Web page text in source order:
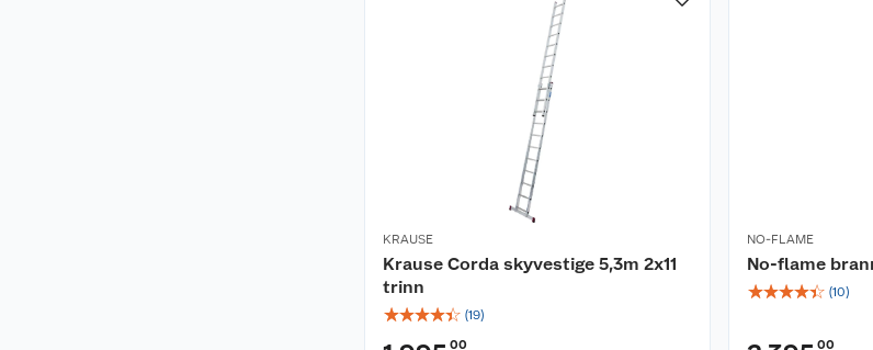
KRAUSE
Krause Corda skyvestige 5,3m 2x11
trinn
☆☆☆☆☆ (19)
00
NO-FLAME
No-flame
☆☆☆☆☆ (10)
00